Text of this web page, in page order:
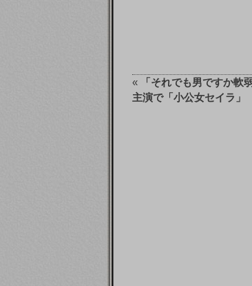
«
「それでも男ですか軟
主演で「小公女セイラ」